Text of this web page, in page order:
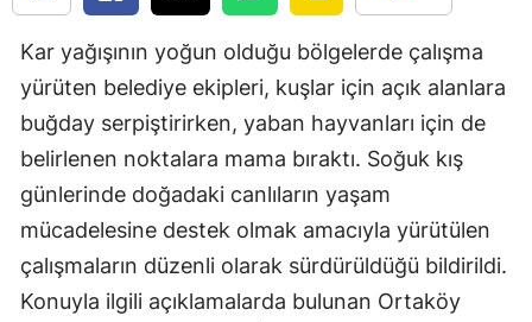
Erzurum
Eskişehir
Gaziantep
Giresun
Gümüşhane
Hakkari
Hatay
Kar yağışının yoğun olduğu bölgelerde çalışma
yürüten belediye ekipleri, kuşlar için açık alanlara
buğday serpiştirirken, yaban hayvanları için de
belirlenen noktalara mama bıraktı. Soğuk kış
günlerinde doğadaki canlıların yaşam
mücadelesine destek olmak amacıyla yürütülen
çalışmaların düzenli olarak sürdürüldüğü bildirildi.
Konuyla ilgili açıklamalarda bulunan Ortaköy